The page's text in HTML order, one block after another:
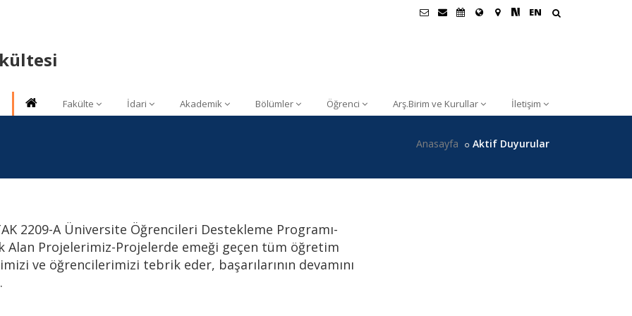
EN
Fakülte İdari Akademik Bölümler Öğrenci Arş.Birim ve Kurullar İletişim
Anasayfa Aktif Duyurular
2209-A Üniversite Öğrencileri Destekleme Programı-
Alan Projelerimiz-Projelerde emeği geçen tüm öğretim
ve öğrencilerimizi tebrik eder, başarılarının devamını